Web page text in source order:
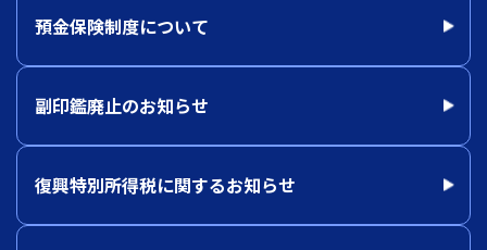
預金保険制度について
副印鑑廃止のお知らせ
復興特別所得税に関するお知らせ